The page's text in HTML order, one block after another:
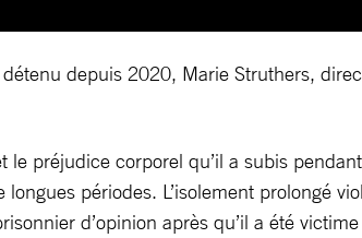
depuis 2020, Marie Struthers,
préjudice corporel qu’il a subis
périodes. L’isolement prolongé
d’opinion après qu’il a été victime